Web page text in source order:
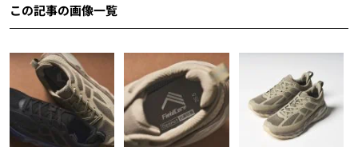
この記事の画像一覧